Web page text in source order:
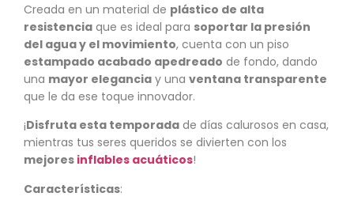
Creada en un material de plástico de alta
resistencia que es ideal para soportar la presión
del agua y el movimiento, cuenta con un piso
estampado acabado apedreado de fondo, dando
una mayor elegancia y una ventana transparente
que le da ese toque innovador.
¡Disfruta esta temporada de días calurosos en casa,
mientras tus seres queridos se divierten con los
mejores inflables acuáticos!
Características: